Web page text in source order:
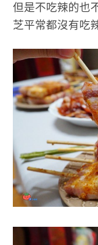
但是不吃辣的也
芝平常都沒有吃